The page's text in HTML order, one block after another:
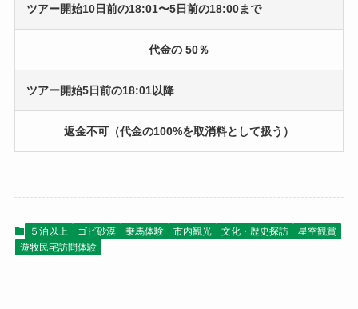
ツアー開始10日前の18:01〜5日前の18:00まで
代金の 50％
ツアー開始5日前の18:01以降
返金不可（代金の100%を取消料として扱う）
５泊以上 ゴビ砂漠 乗馬体験 市内観光 文化・歴史探訪
星空観賞
遊牧民宅訪問体験